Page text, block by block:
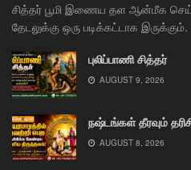
சித்தர் பூமி இணைய தள ஆன்மீக
தேடலுக்கு ஒரு படிக்கட்டாக இருக்கும்.
புலிப்பாணி சித்தர்
AUGUST 9, 2026
நஷ்டங்கள் தீரவும்
AUGUST 8, 2026